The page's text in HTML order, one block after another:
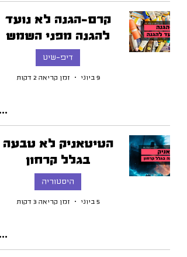
קרם-הגנה לא נועד
להגנה מפני השמש
דיפ-שיט
9 ביוני זמן קריאה 2 דקות
הטיטאניק לא טבעה
בגלל קרחון
היסטוריה
5 ביוני זמן קריאה 3 דקות